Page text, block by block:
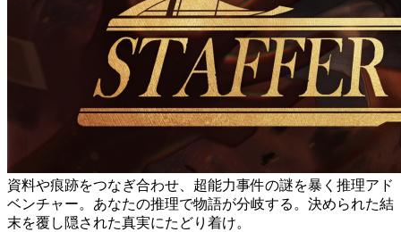
資料や痕跡をつなぎ合わせ、超能力事件の謎を暴く推理アド
ベンチャー。あなたの推理で物語が分岐する。決められた結
末を覆し隠された真実にたどり着け。